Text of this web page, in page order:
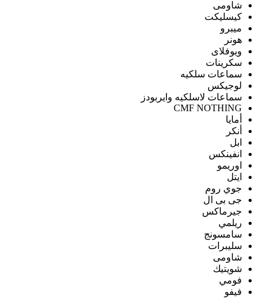
شاومى
كيسليكت
ميبرو
هونر
ويوفلاى
سكرينات
سماعات سلكيه
لوجيكس
سماعات لاسلكيه وايربودز
CMF NOTHING
أمايا
أنكر
ابل
انفينكس
اوريمو
ايتل
جوي روم
جى بى ال
جيرماكس
ريلمي
سامسونج
سليبرات
شاومى
شويتيك
فومي
فيفو